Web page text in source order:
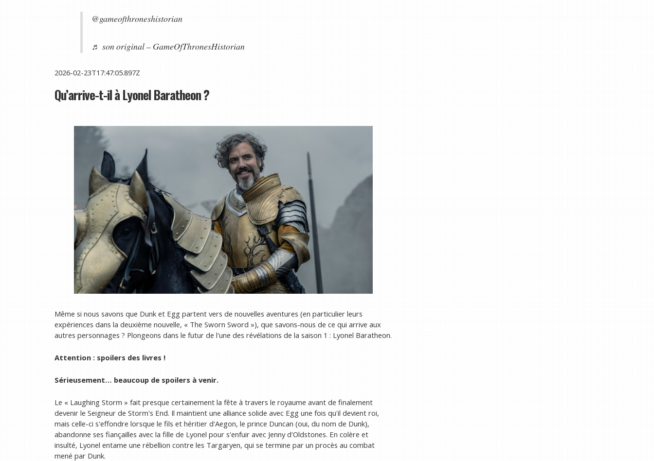
@gameofthroneshistorian
♬ son original – GameOfThronesHistorian
2026-02-23T17:47:05.897Z
Qu’arrive-t-il à Lyonel Baratheon ?
Même si nous savons que Dunk et Egg partent vers de nouvelles aventures (en particulier leurs
expériences dans la deuxième nouvelle, « The Sworn Sword »), que savons-nous de ce qui arrive aux
autres personnages ? Plongeons dans le futur de l'une des révélations de la saison 1 : Lyonel Baratheon.
Attention : spoilers des livres !
Sérieusement… beaucoup de spoilers à venir.
Le « Laughing Storm » fait presque certainement la fête à travers le royaume avant de finalement
devenir le Seigneur de Storm's End. Il maintient une alliance solide avec Egg une fois qu'il devient roi,
mais celle-ci s'effondre lorsque le fils et héritier d'Aegon, le prince Duncan (oui, du nom de Dunk),
abandonne ses fiançailles avec la fille de Lyonel pour s'enfuir avec Jenny d'Oldstones. En colère et
insulté, Lyonel entame une rébellion contre les Targaryen, qui se termine par un procès au combat
mené par Dunk.